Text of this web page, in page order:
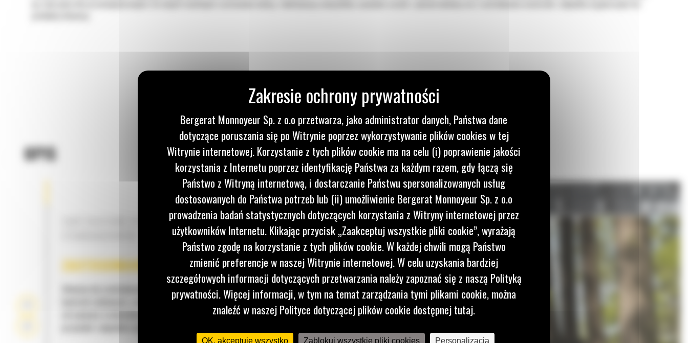
OPIS
ZĘBY DŁUTOWE W WYPOSAŻENIU
ZASTOSOWANIE
Głowice do rozdrabniania służą do czyszczenia zarośli,
kontroli roślinności, odzyskiwania nieużytków,
utrzymania środowiska, rozdrabniania odpadów z
Bergerat Monnoyeur Sp. z o.o przetwarza, jako administrator danych, Państwa dane
dotyczące poruszania się po Witrynie poprzez wykorzystywanie plików cookies w tej
Witrynie internetowej. Korzystanie z tych plików cookie ma na celu (i) poprawienie jakości
korzystania z Internetu poprzez identyfikację Państwa za każdym razem, gdy łączą się
Państwo z Witryną internetową, i dostarczanie Państwu spersonalizowanych usług
dostosowanych do Państwa potrzeb lub (ii) umożliwienie Bergerat Monnoyeur Sp. z o.o
prowadzenia badań statystycznych dotyczących korzystania z Witryny internetowej przez
użytkowników Internetu. Klikając przycisk „Zaakceptuj wszystkie pliki cookie”, wyrażają
Państwo zgodę na korzystanie z tych plików cookie. W każdej chwili mogą Państwo
zmienić preferencje w naszej Witrynie internetowej. W celu uzyskania bardziej
szczegółowych informacji dotyczących przetwarzania należy zapoznać się z naszą Polityką
prywatności. Więcej informacji, w tym na temat zarządzania tymi plikami cookie, można
znaleźć w naszej Polityce dotyczącej plików cookie dostępnej tutaj.
OK, akceptuję wszystko Zablokuj wszystkie pliki cookies Personalizacja